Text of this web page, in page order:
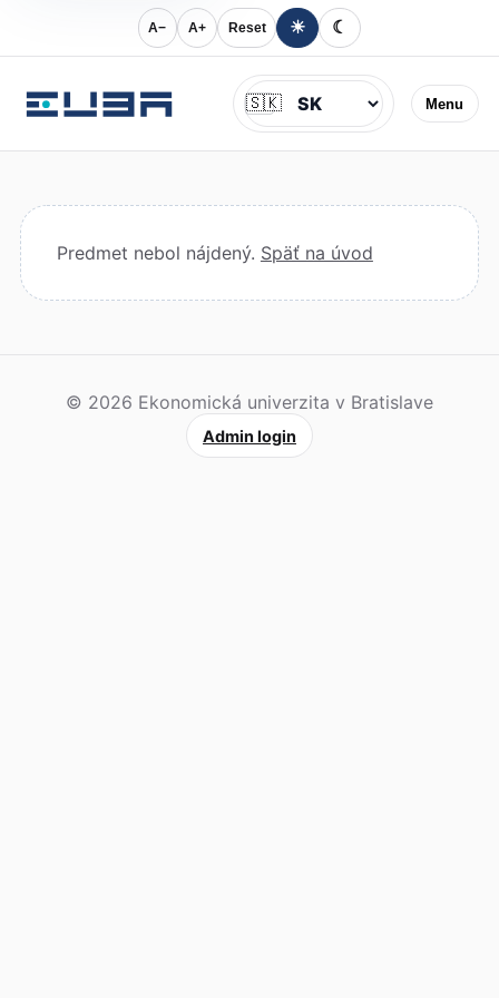
A− A+ Reset ☀ ☾
Menu
Jazyk
🇸🇰
Predmet nebol nájdený. Späť na úvod
© 2026 Ekonomická univerzita v Bratislave
Admin login